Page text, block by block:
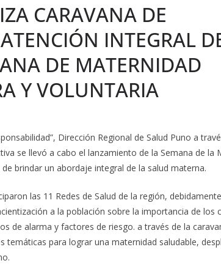
CARAVANA DE
INTEGRAL
DE MATERNIDAD
Y VOLUNTARIA
Dirección Regional de Salud Puno a
se llevó a cabo el lanzamiento de la Semana de la
brindar un abordaje integral de la salud materna.
las 11 Redes de Salud de la región, debidamente
a la población sobre la importancia de los
de alarma y factores de riesgo. a través de la
para lograr una maternidad saludable,